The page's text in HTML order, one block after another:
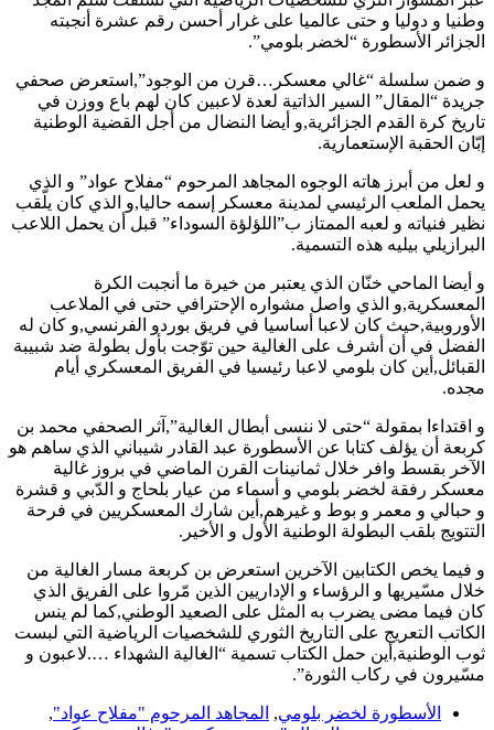
وطنيا و دوليا و حتى عالميا على غرار أحسن رقم عشرة أنجبته
الجزائر الأسطورة “لخضر بلومي”.
و ضمن سلسلة “غالي معسكر…قرن من الوجود”,استعرض صحفي
جريدة “المقال” السير الذاتية لعدة لاعبين كان لهم باع ووزن في
تاريخ كرة القدم الجزائرية,و أيضا النضال من أجل القضية الوطنية
إبّان الحقبة الإستعمارية.
و لعل من أبرز هاته الوجوه المجاهد المرحوم “مفلاح عواد” و الذي
يحمل الملعب الرئيسي لمدينة معسكر إسمه حاليا,و الذي كان يلّقب
نظير فنياته و لعبه الممتاز ب”اللؤلؤة السوداء” قبل أن يحمل اللاعب
البرازيلي بيليه هذه التسمية.
و أيضا الماحي خنّان الذي يعتبر من خيرة ما أنجبت الكرة
المعسكرية,و الذي واصل مشواره الإحترافي حتى في الملاعب
الأوروبية,حيث كان لاعبا أساسيا في فريق بوردو الفرنسي,و كان له
الفضل في أن أشرف على الغالية حين توّجت بأول بطولة ضد شبيبة
القبائل,أين كان بلومي لاعبا رئيسيا في الفريق المعسكري أيام
مجده.
و اقتداءا بمقولة “حتى لا ننسى أبطال الغالية”,آثر الصحفي محمد بن
كربعة أن يؤلف كتابا عن الأسطورة عبد القادر شيباني الذي ساهم هو
الآخر بقسط وافر خلال ثمانينات القرن الماضي في بروز غالية
معسكر رفقة لخضر بلومي و أسماء من عيار بلحاج و الدّبي و قشرة
و حبالي و معمر و بوط و غيرهم,أين شارك المعسكريين في فرحة
التتويج بلقب البطولة الوطنية الأول و الأخير.
و فيما يخص الكتابين الآخرين استعرض بن كربعة مسار الغالية من
خلال مسّيريها و الرؤساء و الإداريين الذين مّروا على الفريق الذي
كان فيما مضى يضرب به المثل على الصعيد الوطني,كما لم ينس
الكاتب التعريج على التاريخ الثوري للشخصيات الرياضية التي لبست
ثوب الوطنية,أين حمل الكتاب تسمية “الغالية الشهداء ….لاعبون و
مسّيرون في ركاب الثورة”.
الأسطورة لخضر بلومي, المجاهد المرحوم "مفلاح عواد",